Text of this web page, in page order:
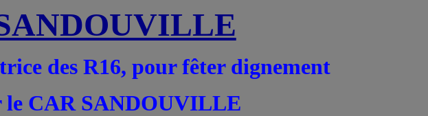
des R16, pour fêter dignement
le CAR SANDOUVILLE